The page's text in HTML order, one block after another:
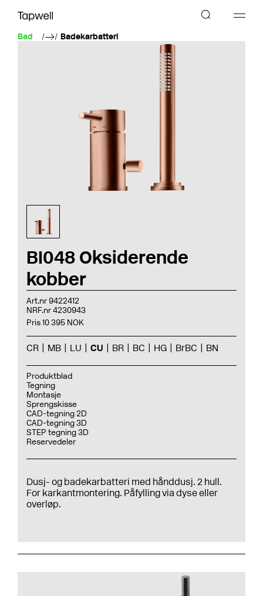
Bad Badekarbatteri
BI048 Oksiderende
kobber
Art.nr 9422412
NRF.nr 4230943
Pris 10 395 NOK
CR MB LU CU BR BC HG BrBC BN
Produktblad
Tegning
Montasje
Sprengskisse
CAD-tegning 2D
CAD-tegning 3D
STEP tegning 3D
Reservedeler
Dusj- og badekarbatteri med hånddusj. 2 hull.
For karkantmontering. Påfylling via dyse eller
overløp.